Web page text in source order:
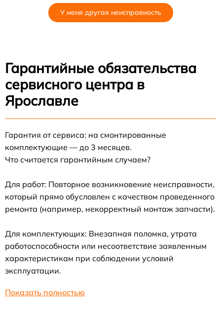
У меня другая неисправность
Гарантийные обязательства
сервисного центра в
Ярославле
Гарантия от сервиса: на смонтированные
комплектующие — до 3 месяцев.
Что считается гарантийным случаем?
Для работ: Повторное возникновение неисправности,
который прямо обусловлен с качеством проведенного
ремонта (например, некорректный монтаж запчасти).
Для комплектующих: Внезапная поломка, утрата
работоспособности или несоответствие заявленным
характеристикам при соблюдении условий
эксплуатации.
Показать полностью